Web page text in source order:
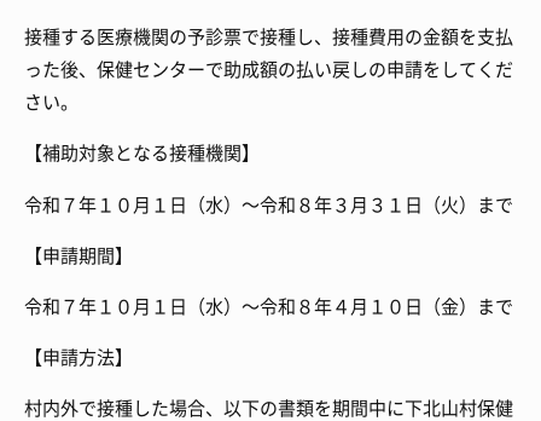
接種する医療機関の予診票で接種し、接種費用の金額を支払
った後、保健センターで助成額の払い戻しの申請をしてくだ
さい。
【補助対象となる接種機関】
令和７年１０月１日（水）～令和８年３月３１日（火）まで
【申請期間】
令和７年１０月１日（水）～令和８年４月１０日（金）まで
【申請方法】
村内外で接種した場合、以下の書類を期間中に下北山村保健